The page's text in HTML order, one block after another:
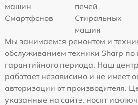
машин
печей
Смартфонов
Стиральных
машин
Мы занимаемся ремонтом и
обслуживанием техники Sharp по
гарантийного периода. Наш
работает независимо и не имеет
авторизации от производителя.
указанные на сайте, носят